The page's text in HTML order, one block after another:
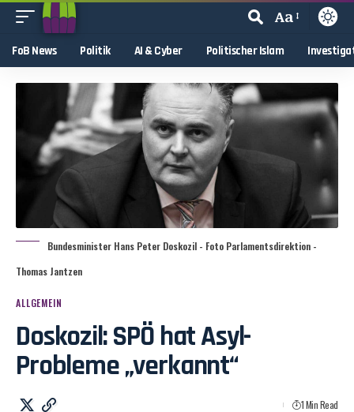
Aa
FoB News Politik AI & Cyber Politischer Islam
Bundesminister Hans Peter Doskozil - Foto Parlamentsdirektion -
Thomas Jantzen
ALLGEMEIN
Doskozil: SPÖ hat Asyl-
Probleme „verkannt“
1 Min Read